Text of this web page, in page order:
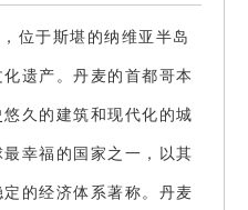
位于斯堪的纳维亚半岛
遗产。丹麦的首都哥本
久的建筑和现代化的城
幸福的国家之一，以其
的经济体系著称。丹麦